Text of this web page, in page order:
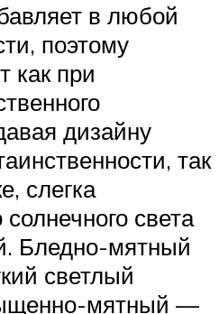
в любой
поэтому
как при
дизайну
так
слегка
света
Бледно-мятный
светлый
мятный —